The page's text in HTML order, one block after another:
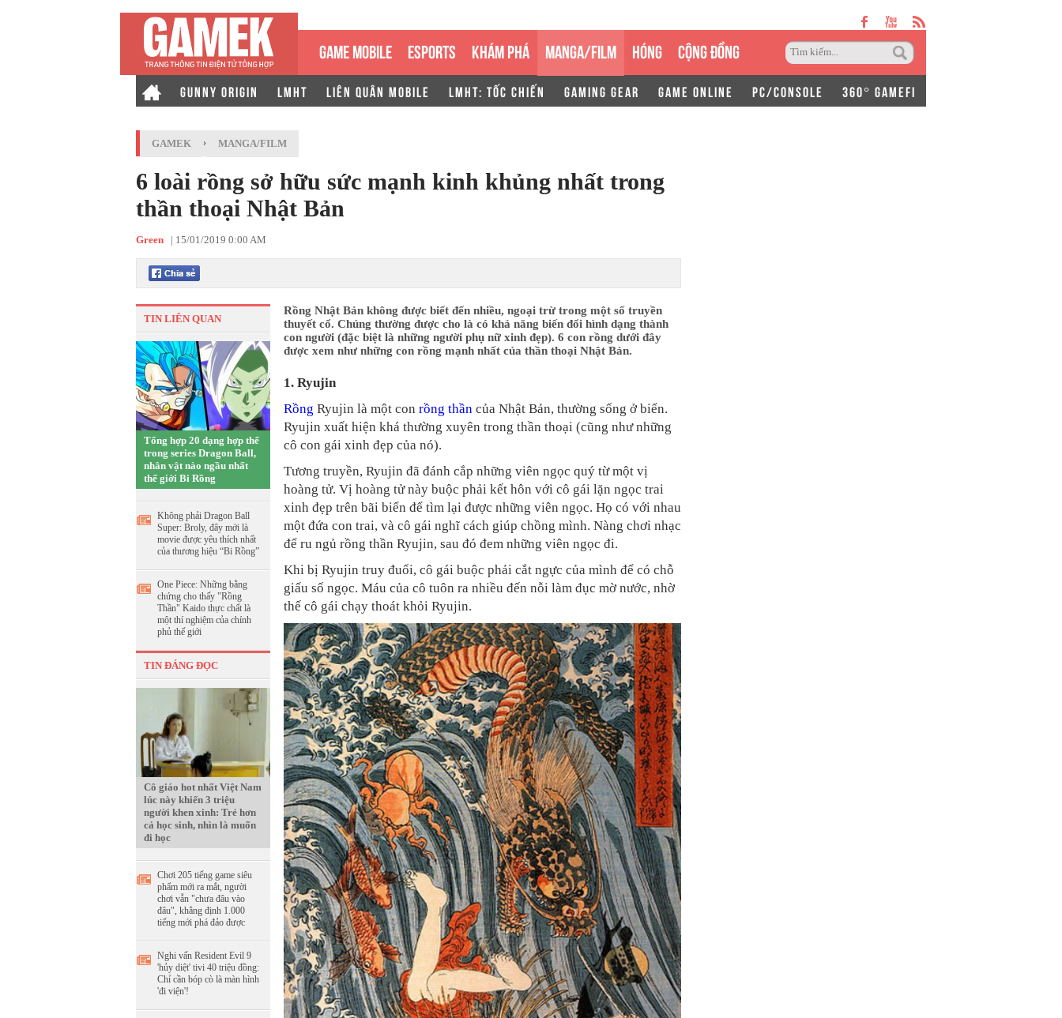
GAME MOBILE ESPORTS KHÁM PHÁ MANGA/FILM HÓNG CỘNG ĐỒNG
GUNNY ORIGIN LMHT LIÊN QUÂN MOBILE LMHT: TỐC CHIẾN GAMING GEAR GAME ONLINE PC/CONSOLE 360° GAMEFI
GAMEK › MANGA/FILM
6 loài rồng sở hữu sức mạnh kinh khủng nhất trong
thần thoại Nhật Bản
Green | 15/01/2019 0:00 AM
TIN LIÊN QUAN
Tổng hợp 20 dạng hợp thể
trong series Dragon Ball,
nhân vật nào ngầu nhất
thế giới Bi Rồng
Không phải Dragon Ball
Super: Broly, đây mới là
movie được yêu thích nhất
của thương hiệu “Bi Rồng”
One Piece: Những bằng
chứng cho thấy "Rồng
Thần" Kaido thực chất là
một thí nghiệm của chính
phủ thế giới
TIN ĐÁNG ĐỌC
Cô giáo hot nhất Việt Nam
lúc này khiến 3 triệu
người khen xinh: Trẻ hơn
cả học sinh, nhìn là muốn
đi học
Chơi 205 tiếng game siêu
phẩm mới ra mắt, người
chơi vẫn "chưa đâu vào
đâu", khẳng định 1.000
tiếng mới phá đảo được
Nghi vấn Resident Evil 9
'hủy diệt' tivi 40 triệu đồng:
Chỉ cần bóp cò là màn hình
'đi viện'!
Rồng Nhật Bản không được biết đến nhiều, ngoại trừ trong một số truyền
thuyết cổ. Chúng thường được cho là có khả năng biến đổi hình dạng thành
con người (đặc biệt là những người phụ nữ xinh đẹp). 6 con rồng dưới đây
được xem như những con rồng mạnh nhất của thần thoại Nhật Bản.
1. Ryujin
Rồng Ryujin là một con rồng thần của Nhật Bản, thường sống ở biển.
Ryujin xuất hiện khá thường xuyên trong thần thoại (cũng như những
cô con gái xinh đẹp của nó).
Tương truyền, Ryujin đã đánh cắp những viên ngọc quý từ một vị
hoàng tử. Vị hoàng tử này buộc phải kết hôn với cô gái lặn ngọc trai
xinh đẹp trên bãi biển để tìm lại được những viên ngọc. Họ có với nhau
một đứa con trai, và cô gái nghĩ cách giúp chồng mình. Nàng chơi nhạc
để ru ngủ rồng thần Ryujin, sau đó đem những viên ngọc đi.
Khi bị Ryujin truy đuổi, cô gái buộc phải cắt ngực của mình để có chỗ
giấu số ngọc. Máu của cô tuôn ra nhiều đến nỗi làm đục mờ nước, nhờ
thế cô gái chạy thoát khỏi Ryujin.